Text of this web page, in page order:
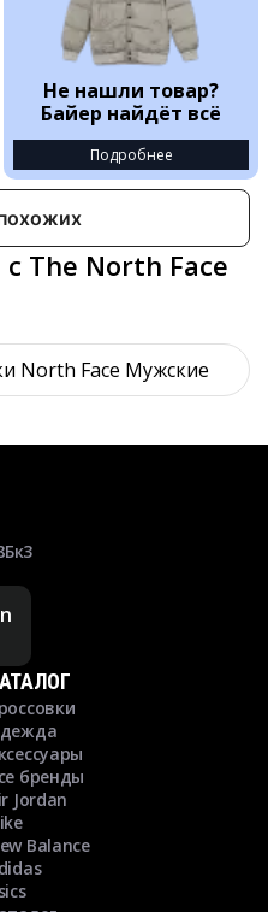
Не нашли товар?
Байер найдёт всё
Подробнее
The North Face
North Face Мужские
бренды
Jordan
Balance